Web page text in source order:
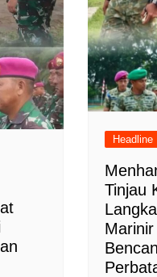
Headline
Tinjau